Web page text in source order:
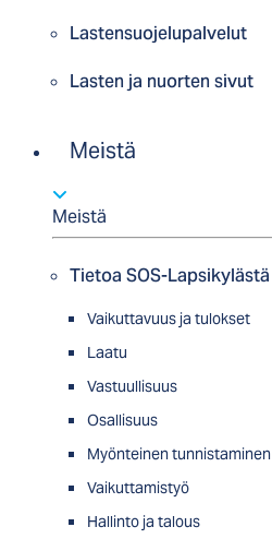
Lastensuojelupalvelut
Lasten ja nuorten sivut
Meistä
Meistä
Tietoa SOS-Lapsikylästä
Vaikuttavuus ja tulokset
Laatu
Vastuullisuus
Osallisuus
Myön­tei­nen tun­nis­ta­minen
Vaikuttamistyö
Hallinto ja talous